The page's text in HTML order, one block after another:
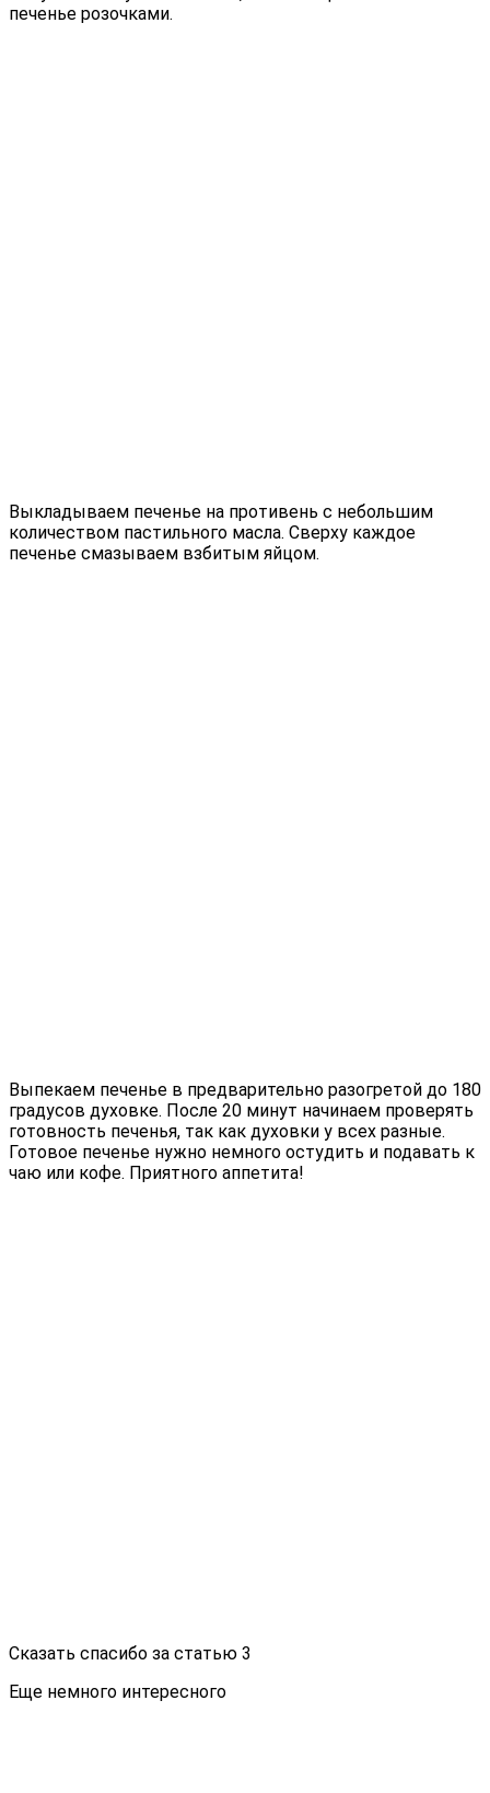
печенье розочками.
Выкладываем печенье на противень с небольшим
количеством пастильного масла. Сверху каждое
печенье смазываем взбитым яйцом.
Выпекаем печенье в предварительно разогретой до 180
градусов духовке. После 20 минут начинаем проверять
готовность печенья, так как духовки у всех разные.
Готовое печенье нужно немного остудить и подавать к
чаю или кофе. Приятного аппетита!
Сказать спасибо за статью 3
Еще немного интересного